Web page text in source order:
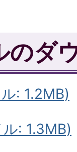
のダ
: 1.2MB)
: 1.3MB)